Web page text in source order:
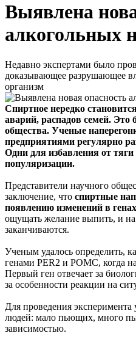
Выявлена
алкогольных
Недавно экспертами было
доказывающее разрушающее
организм
Спиртное нередко
аварий, распадов семей. Это
общества. Ученые
предприятиями регулярно
Одни для избавления от
популяризации.
Представители научного
заключение, что спиртные
появлению изменений в генах
ощущать желание выпить, и
заканчиваются.
Ученым удалось определить,
генами PER2 и POMC, когда
Первый ген отвечает за
за особенности реакции на
Для проведения
людей: мало пьющих, много
зависимостью.